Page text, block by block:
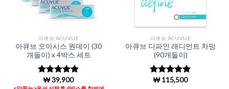
Add to
Wishlist
아큐브 ACUVUE
아큐브 오아시스 원데이 (30
개들이) x 4박스 세트
5 중에서
₩39,900
Wishlist
아큐브 ACUVUE
아큐브 디파인 래디언트 차밍
(90개들이)
5 중에서
₩115,500